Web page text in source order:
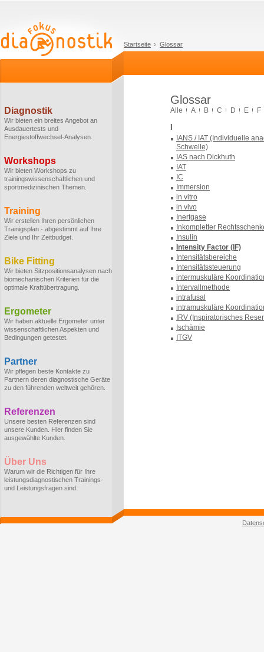
Startseite Glossar
Diagnostik
Wir bieten ein breites Angebot an
Ausdauertests und
Energiestoffwechsel-Analysen.
Workshops
Wir bieten Workshops zu
trainingswissenschaftlichen und
sportmedizinischen Themen.
Training
Wir erstellen Ihren persönlichen
Trainigsplan - abgestimmt auf Ihre
Ziele und Ihr Zeitbudget.
Bike Fitting
Wir bieten Sitzpositionsanalysen nach
biomechanischen Kriterien für die
optimale Kraftübertragung.
Ergometer
Wir haben aktuelle Ergometer unter
wissenschaftlichen Aspekten und
Bedingungen getestet.
Partner
Wir pflegen beste Kontakte zu
Partnern deren diagnostische Geräte
zu den führenden weltweit gehören.
Referenzen
Unsere besten Referenzen sind
unsere Kunden. Hier finden Sie
ausgewählte Kunden.
Über Uns
Warum wir die Richtigen für Ihre
leistungsdiagnostischen Trainings-
und Leistungsfragen sind.
Glossar
Alle A B C D E F
IANS / IAT (Individuelle
Schwelle)
IAS nach Dickhuth
IAT
IC
Immersion
in vitro
in vivo
Inertgase
Inkompletter
Insulin
Intensity Factor (IF)
Intensitätsbereiche
Intensitätssteuerung
intermuskuläre
Intervallmethode
intrafusal
intramuskuläre
IRV (Inspiratorisches
Ischämie
ITGV